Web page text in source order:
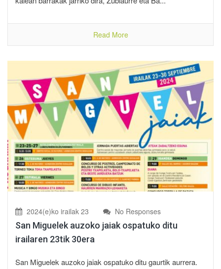
Read More
2024(e)ko irailak 23 No Responses
San Miguelek auzoko jaiak ospatuko ditu
irailaren 23tik 30era
San Miguelek auzoko jaiak ospatuko ditu gaurtik aurrera.